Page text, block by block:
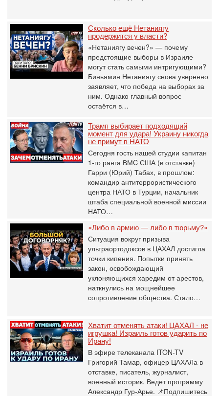
Сколько ещё Нетаниягу
продержится у власти?
«Нетаниягу вечен?» — почему
предстоящие выборы в Израиле
могут стать самыми интригующими?
Биньямин Нетаниягу снова уверенно
заявляет, что победа на выборах за
ним. Однако главный вопрос
остаётся в…
Трамп выбирает подходящий
момент для удара! Украину никогда
не примут в НАТО
Сегодня гость нашей студии капитан
1-го ранга ВМC США (в отставке)
Гарри (Юрий) Табах, в прошлом:
командир антитеррористического
центра НАТО в Турции, начальник
штаба специальной военной миссии
НАТО…
«Либо в армию — либо в тюрьму?»
Ситуация вокруг призыва
ультраортодоксов в ЦАХАЛ достигла
точки кипения. Попытки принять
закон, освобождающий
уклоняющихся харедим от арестов,
наткнулись на мощнейшее
сопротивление общества. Стало…
Хватит отменять атаки! ЦАХАЛ - не
игрушка! Израиль готов ударить по
Ирану!
В эфире телеканала ITON-TV
Григорий Тамар, офицер ЦАХАЛа в
отставке, писатель, журналист,
военный историк. Ведет программу
Александр Гур-Арье. 📌Подпишитесь